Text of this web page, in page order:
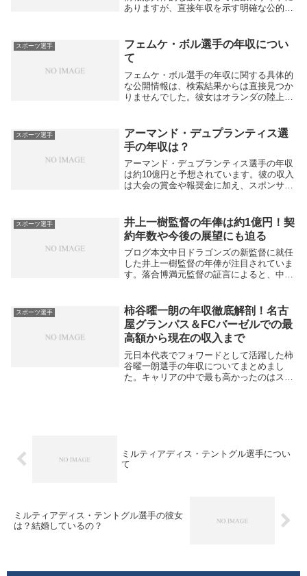
ありますが、直接年収を示す明確な公的資
定されています。また、賞金収入としては
2...
スポーツ選手
フェムケ・ボル選手の年収につい
て
フェムケ・ボル選手の年収に関する具体的
な公開情報は、検索結果からは直接見つか
りませんでした。彼女はオランダの陸上競
実績があり、スポンサー契約や広告収入な
ども含めると...
スポーツ選手
アーマンド・デュプランティス選
手の年収は？
アーマンド・デュプランティス選手の年収
は約10億円と予想されています。彼の収入
は大会の賞金や報奨金に加え、スポンサー
ポンサー契約が有名です。2022年時点での
彼の純...
スポーツ選手
井上一樹監督の年俸は約1億円！契
約年数や今後の展望にも迫る
ブログ本文中日ドラゴンズの新監督に就任
した井上一樹監督の年俸が注目されていま
す。落合博満元監督の証言によると、中日
前後で契約していると見られています。一
般的にプロ野...
スポーツ選手
柿谷曜一朗の年収徹底解剖！名古
屋グランパス＆FCバーゼルでの最
高額から現在の収入まで
元日本代表でフォワードとして活躍した柿
谷曜一朗選手の年収についてまとめまし
た。キャリアの中で最も高かったのはスイ
ミルティアディス・テントグル選手につい
て
ミルティアディス・テントグル選手の彼女
は？結婚しているの？